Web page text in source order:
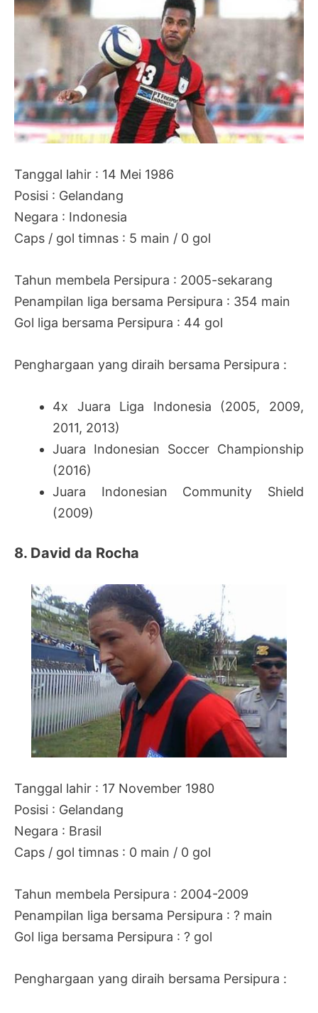
Tanggal lahir : 14 Mei 1986
Posisi : Gelandang
Negara : Indonesia
Caps / gol timnas : 5 main / 0 gol
Tahun membela Persipura : 2005-sekarang
Penampilan liga bersama Persipura : 354 main
Gol liga bersama Persipura : 44 gol
Penghargaan yang diraih bersama Persipura :
4x Juara Liga Indonesia (2005, 2009,
2011, 2013)
Juara Indonesian Soccer Championship
(2016)
Juara Indonesian Community Shield
(2009)
8. David da Rocha
Tanggal lahir : 17 November 1980
Posisi : Gelandang
Negara : Brasil
Caps / gol timnas : 0 main / 0 gol
Tahun membela Persipura : 2004-2009
Penampilan liga bersama Persipura : ? main
Gol liga bersama Persipura : ? gol
Penghargaan yang diraih bersama Persipura :